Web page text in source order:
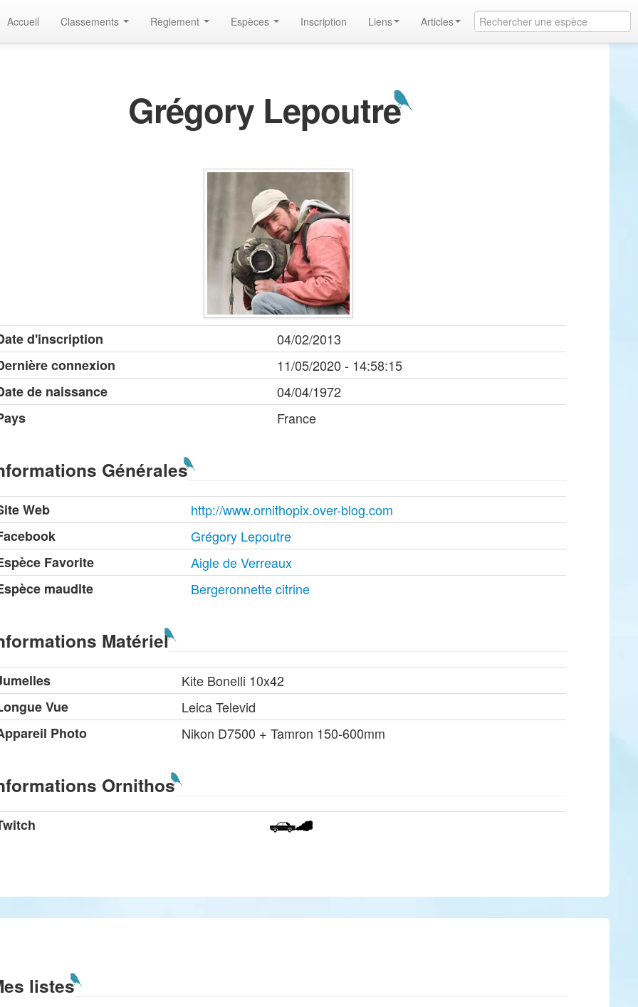
Accueil Classements Règlement Espèces Inscription Liens Articles
Grégory Lepoutre
d'inscription
04/02/2013
connexion
11/05/2020 - 14:58:15
de naissance
04/04/1972
France
Générales
Web
http://www.ornithopix.over-blog.com
Grégory Lepoutre
Favorite
Aigle de Verreaux
maudite
Bergeronnette citrine
Matériel
Kite Bonelli 10x42
Vue
Leica Televid
Photo
Nikon D7500 + Tamron 150-600mm
Ornithos
listes